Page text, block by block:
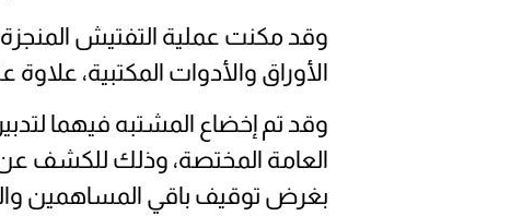
وقد مكنت عملية التفتيش
الأوراق والأدوات المكتبية،
وقد تم إخضاع المشتبه فيهما
العامة المختصة، وذلك للكشف عن
بغرض توقيف باقي المساهمين